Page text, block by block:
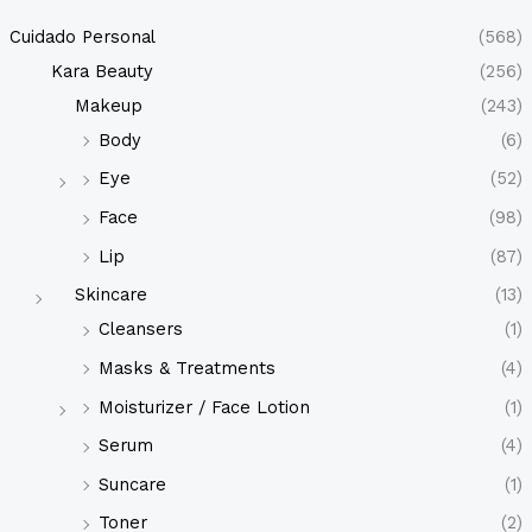
o
d
Cuidado Personal
(568)
Kara Beauty
(256)
Makeup
(243)
Body
(6)
Eye
(52)
Face
(98)
Lip
(87)
Skincare
(13)
Cleansers
(1)
Masks & Treatments
(4)
Moisturizer / Face Lotion
(1)
Serum
(4)
Suncare
(1)
Toner
(2)